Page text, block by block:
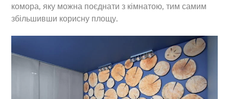
комора, яку можна поєднати з кімнатою, тим самим
збільшивши корисну площу.
To
Top